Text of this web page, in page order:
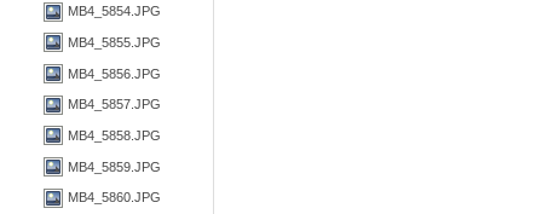
MB4_5854.JPG
MB4_5855.JPG
MB4_5856.JPG
MB4_5857.JPG
MB4_5858.JPG
MB4_5859.JPG
MB4_5860.JPG